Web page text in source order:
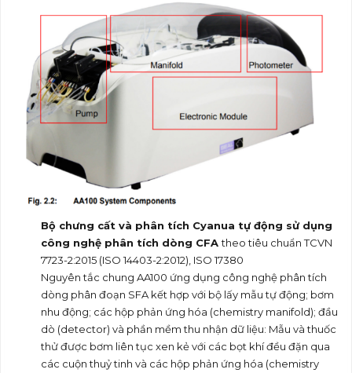
Bộ chưng cất và phân tích Cyanua tự động sử dụng
công nghệ phân tích dòng CFAtheo tiêu chuẩn TCVN
7723-2:2015 (ISO 14403-2:2012), ISO 17380
Nguyên tắc chung AA100 ứng dụng công nghệ phân tích
dòng phân đoạn SFA kết hợp với bộ lấy mẫu tự động; bơm
nhu động; các hộp phản ứng hóa (chemistry manifold); đầu
dò (detector) và phần mềm thu nhận dữ liệu: Mẫu và thuốc
thử được bơm liên tục xen kẻ với các bọt khí đều đặn qua
các cuộn thuỷ tinh và các hộp phản ứng hóa (chemistry